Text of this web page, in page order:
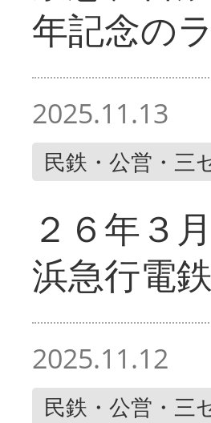
年記念の
2025.11.13
民鉄・公営・三
２６年３
浜急行電
2025.11.12
民鉄・公営・三